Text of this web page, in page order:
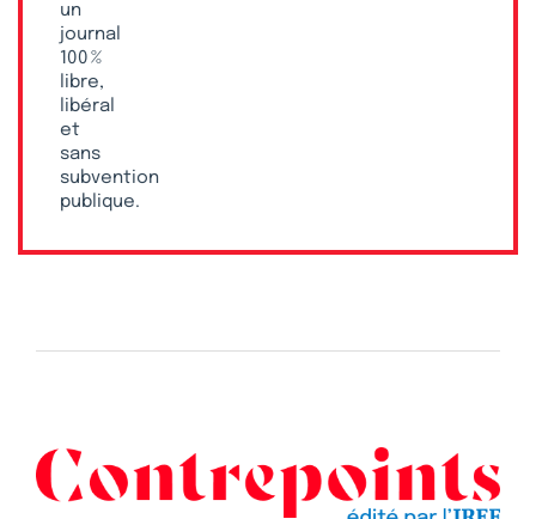
un
journal
100 %
libre,
libéral
et
sans
subvention
publique.